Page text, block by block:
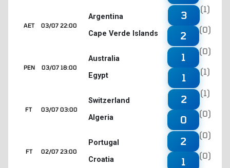
03/07 22:00
AET
Argentina
Cape Verde Islands
3
(1)
2
(0)
03/07 18:00
PEN
Australia
Egypt
1
(0)
1
(1)
03/07 03:00
FT
Switzerland
Algeria
2
(1)
0
(0)
02/07 23:00
FT
Portugal
Croatia
2
(0)
1
(0)